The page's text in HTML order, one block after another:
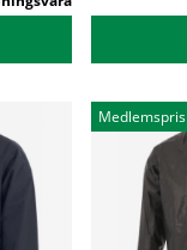
Medlemspris